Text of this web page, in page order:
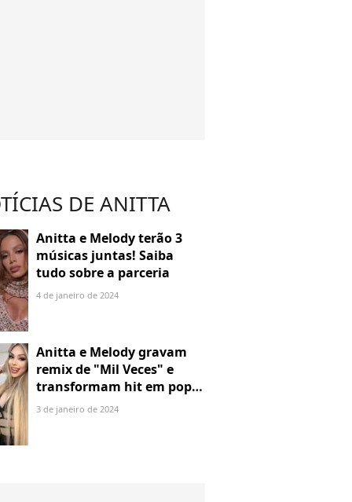
DE ANITTA
Anitta e Melody terão 3
músicas juntas! Saiba
tudo sobre a parceria
4 de janeiro de 2024
Anitta e Melody gravam
remix de "Mil Veces" e
transformam hit em pop
com piseiro. Ouça trecho!
3 de janeiro de 2024